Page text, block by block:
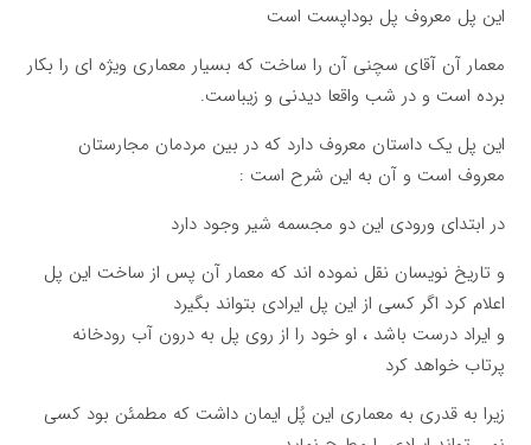
این پل معروف پل بوداپست است
معمار آن آقای سچنی آن را ساخت که بسیار معماری ویژه ای را بکار
برده است و در شب واقعا دیدنی و زیباست.
این پل یک داستان معروف دارد که در بین مردمان مجارستان
معروف است و آن به این شرح است :
در ابتدای ورودی این دو مجسمه شیر وجود دارد
و تاریخ نویسان نقل نموده اند که معمار آن پس از ساخت این پل
اعلام کرد اگر کسی از این پل ایرادی بتواند بگیرد
و ایراد درست باشد ، او خود را از روی پل به درون آب رودخانه
پرتاب خواهد کرد
زیرا به قدری به معماری این پُل ایمان داشت که مطمئن بود کسی